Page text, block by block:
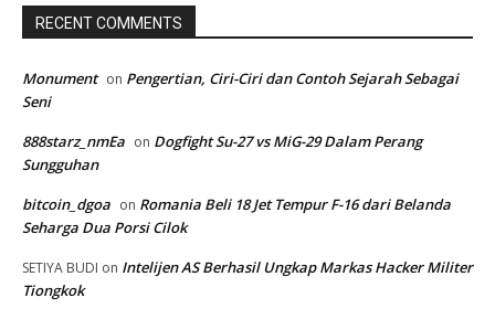
RECENT COMMENTS
Monument on Pengertian, Ciri-Ciri dan Contoh Sejarah Sebagai
Seni
888starz_nmEa on Dogfight Su-27 vs MiG-29 Dalam Perang
Sungguhan
bitcoin_dgoa on Romania Beli 18 Jet Tempur F-16 dari Belanda
Seharga Dua Porsi Cilok
SETIYA BUDI on Intelijen AS Berhasil Ungkap Markas Hacker Militer
Tiongkok